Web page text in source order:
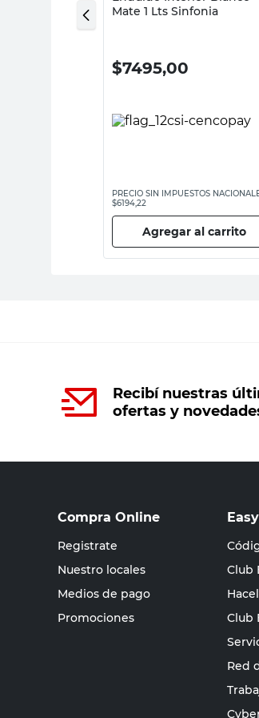
Williams
Mate 1 Lts Sinfonia
$7495,00
PRECIO SIN IMPUESTOS
$6194,22
Agregar al carrito
Recibí nuestras
ofertas y
Compra Online
Registrate
Nuestro locales
Medios de pago
Promociones
Easy
Club
Club
Red